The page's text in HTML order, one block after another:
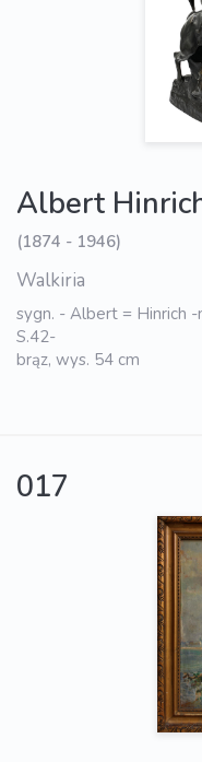
Albert
(1874 - 1946)
Walkiria
sygn. - Albert = Hinrich
S.42-
brąz, wys. 54 cm
017